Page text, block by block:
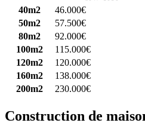
40m2
46.000€
50m2
57.500€
80m2
92.000€
100m2
115.000€
120m2
120.000€
160m2
138.000€
200m2
230.000€
Construction de